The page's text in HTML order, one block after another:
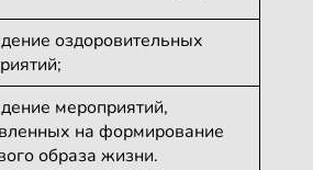
оздоровительных
мероприятий,
на формирование
образа жизни.